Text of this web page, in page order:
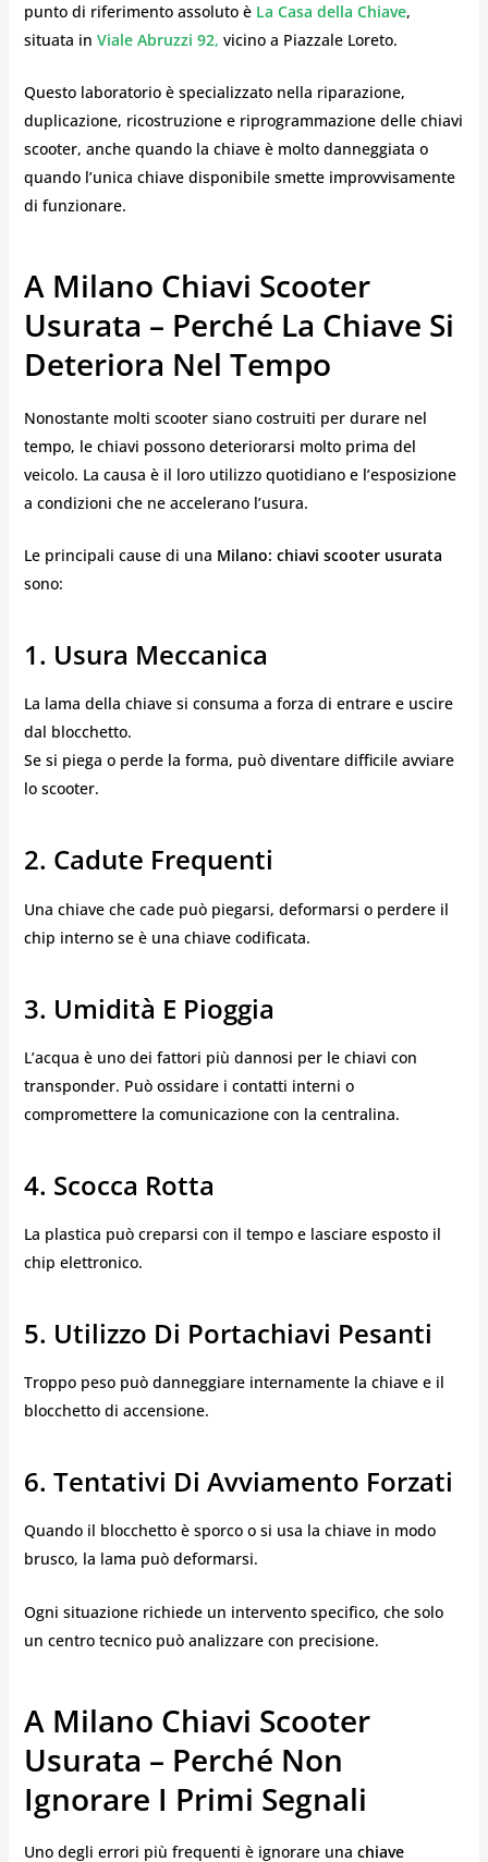
punto di riferimento assoluto è La Casa della Chiave,
situata in Viale Abruzzi 92, vicino a Piazzale Loreto.
Questo laboratorio è specializzato nella riparazione,
duplicazione, ricostruzione e riprogrammazione delle chiavi
scooter, anche quando la chiave è molto danneggiata o
quando l’unica chiave disponibile smette improvvisamente
di funzionare.
A Milano Chiavi Scooter
Usurata – Perché La Chiave Si
Deteriora Nel Tempo
Nonostante molti scooter siano costruiti per durare nel
tempo, le chiavi possono deteriorarsi molto prima del
veicolo. La causa è il loro utilizzo quotidiano e l’esposizione
a condizioni che ne accelerano l’usura.
Le principali cause di una Milano: chiavi scooter usurata
sono:
1. Usura Meccanica
La lama della chiave si consuma a forza di entrare e uscire
dal blocchetto.
Se si piega o perde la forma, può diventare difficile avviare
lo scooter.
2. Cadute Frequenti
Una chiave che cade può piegarsi, deformarsi o perdere il
chip interno se è una chiave codificata.
3. Umidità E Pioggia
L’acqua è uno dei fattori più dannosi per le chiavi con
transponder. Può ossidare i contatti interni o
compromettere la comunicazione con la centralina.
4. Scocca Rotta
La plastica può creparsi con il tempo e lasciare esposto il
chip elettronico.
5. Utilizzo Di Portachiavi Pesanti
Troppo peso può danneggiare internamente la chiave e il
blocchetto di accensione.
6. Tentativi Di Avviamento Forzati
Quando il blocchetto è sporco o si usa la chiave in modo
brusco, la lama può deformarsi.
Ogni situazione richiede un intervento specifico, che solo
un centro tecnico può analizzare con precisione.
A Milano Chiavi Scooter
Usurata – Perché Non
Ignorare I Primi Segnali
Uno degli errori più frequenti è ignorare una chiave